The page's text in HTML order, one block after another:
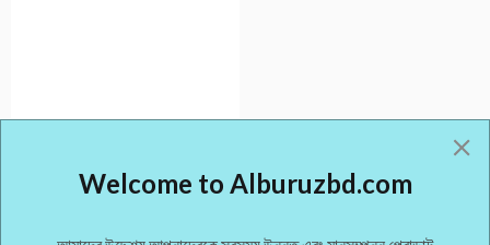
MaizhongWelcome to Alburuzbd.com